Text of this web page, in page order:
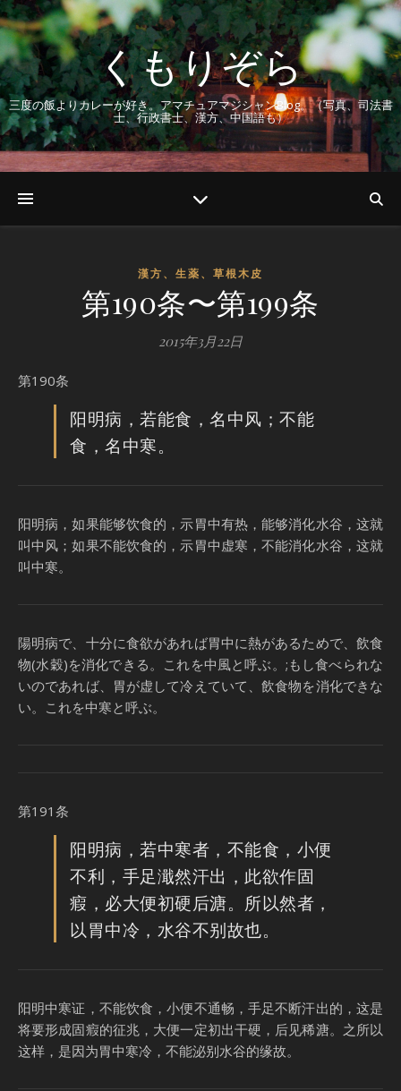
くもりぞら
三度の飯よりカレーが好き。アマチュアマジシャンBlog。（写真、司法書
士、行政書士、漢方、中国語も）
漢方、生薬、草根木皮
第190条〜第199条
2015年3月22日
第190条
阳明病，若能食，名中风；不能
食，名中寒。
阳明病，如果能够饮食的，示胃中有热，能够消化水谷，这就
叫中风；如果不能饮食的，示胃中虚寒，不能消化水谷，这就
叫中寒。
陽明病で、十分に食欲があれば胃中に熱があるためで、飲食
物(水穀)を消化できる。これを中風と呼ぶ。;もし食べられな
いのであれば、胃が虚して冷えていて、飲食物を消化できな
い。これを中寒と呼ぶ。
第191条
阳明病，若中寒者，不能食，小便
不利，手足濈然汗出，此欲作固
瘕，必大便初硬后溏。所以然者，
以胃中冷，水谷不别故也。
阳明中寒证，不能饮食，小便不通畅，手足不断汗出的，这是
将要形成固瘕的征兆，大便一定初出干硬，后见稀溏。之所以
这样，是因为胃中寒冷，不能泌别水谷的缘故。